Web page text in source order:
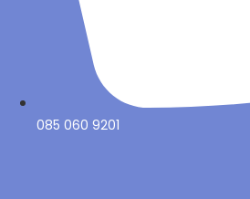
085 060 9201